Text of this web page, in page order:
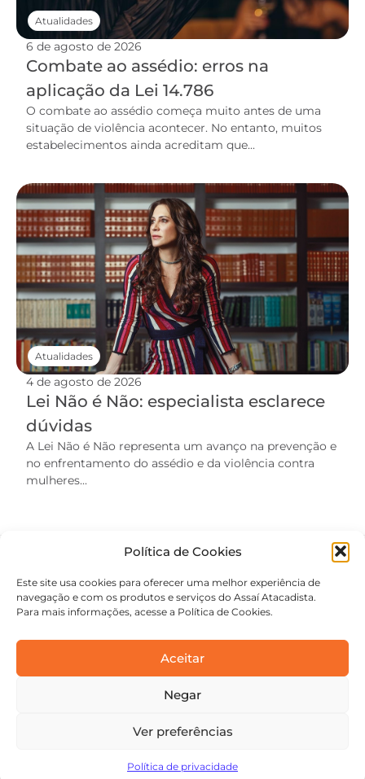
Política de Cookies
Este site usa cookies para oferecer uma melhor experiência de
navegação e com os produtos e serviços do Assaí Atacadista.
Para mais informações, acesse a Política de Cookies.
Aceitar
Negar
Ver preferências
Política de privacidade
6 de agosto de 2026
Combate ao assédio: erros na
aplicação da Lei 14.786
O combate ao assédio começa muito antes de uma
situação de violência acontecer. No entanto, muitos
estabelecimentos ainda acreditam que...
Atualidades
4 de agosto de 2026
Lei Não é Não: especialista esclarece
dúvidas
A Lei Não é Não representa um avanço na prevenção e
no enfrentamento do assédio e da violência contra
mulheres...
Atualidades
contato@academiaassai.com.br
Copyright © 2025 | Todos os direitos reservados
Termos e condições